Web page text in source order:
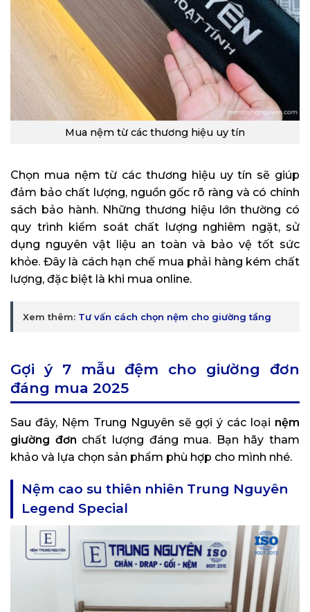
Mua nệm từ các thương hiệu uy tín
Chọn mua nệm từ các thương hiệu uy tín sẽ giúp
đảm bảo chất lượng, nguồn gốc rõ ràng và có chính
sách bảo hành. Những thương hiệu lớn thường có
quy trình kiểm soát chất lượng nghiêm ngặt, sử
dụng nguyên vật liệu an toàn và bảo vệ tốt sức
khỏe. Đây là cách hạn chế mua phải hàng kém chất
lượng, đặc biệt là khi mua online.
Xem thêm: Tư vấn cách chọn nệm cho giường tầng
Gợi ý 7 mẫu đệm cho giường đơn
đáng mua 2025
Sau đây, Nệm Trung Nguyên sẽ gợi ý các loại nệm
giường đơn chất lượng đáng mua. Bạn hãy tham
khảo và lựa chọn sản phẩm phù hợp cho mình nhé.
Nệm cao su thiên nhiên Trung Nguyên
Legend Special